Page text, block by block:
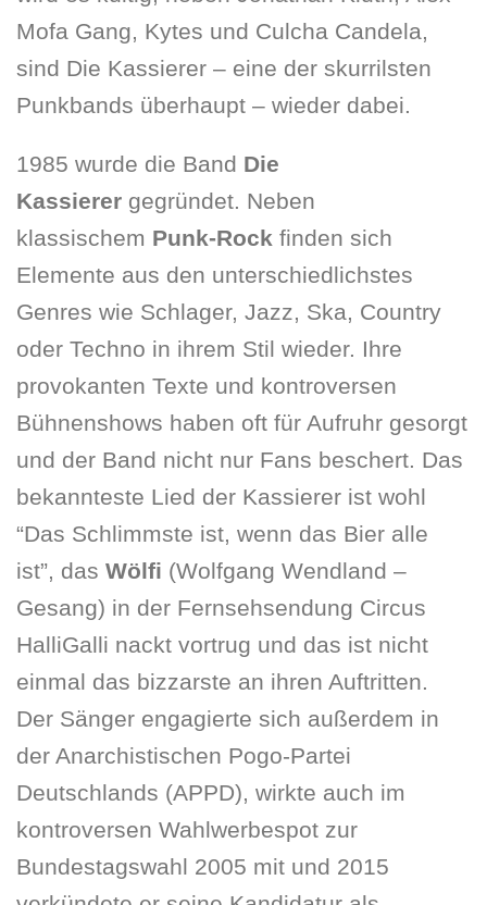
Mofa Gang, Kytes und Culcha Candela,
sind Die Kassierer – eine der skurrilsten
Punkbands überhaupt – wieder dabei.
1985 wurde die Band Die
Kassierer gegründet. Neben
klassischem Punk-Rock finden sich
Elemente aus den unterschiedlichstes
Genres wie Schlager, Jazz, Ska, Country
oder Techno in ihrem Stil wieder. Ihre
provokanten Texte und kontroversen
Bühnenshows haben oft für Aufruhr gesorgt
und der Band nicht nur Fans beschert. Das
bekannteste Lied der Kassierer ist wohl
“Das Schlimmste ist, wenn das Bier alle
ist”, das Wölfi (Wolfgang Wendland –
Gesang) in der Fernsehsendung Circus
HalliGalli nackt vortrug und das ist nicht
einmal das bizzarste an ihren Auftritten.
Der Sänger engagierte sich außerdem in
der Anarchistischen Pogo-Partei
Deutschlands (APPD), wirkte auch im
kontroversen Wahlwerbespot zur
Bundestagswahl 2005 mit und 2015